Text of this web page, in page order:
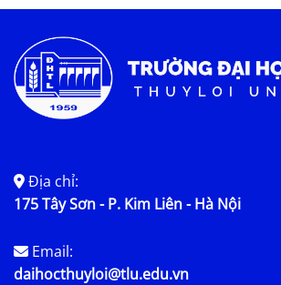
Tin tức chung
Địa chỉ:
175 Tây Sơn - P. Kim Liên - Hà Nội
Email:
daihocthuyloi@tlu.edu.vn